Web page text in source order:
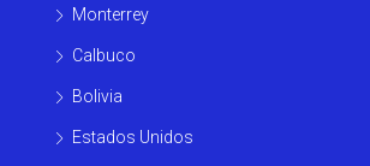
Monterrey
Calbuco
Bolivia
Estados Unidos